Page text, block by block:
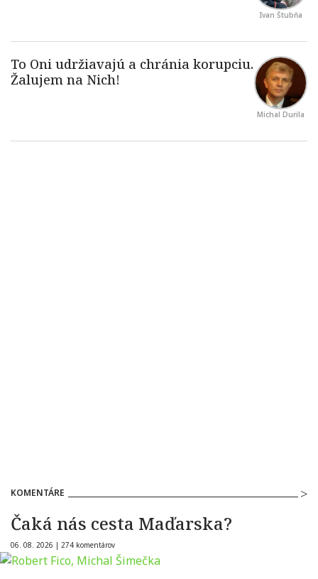
Ivan Štubňa
Michal Durila
KOMENTÁRE
Čaká nás cesta Maďarska?
06. 08. 2026 | 274 komentárov